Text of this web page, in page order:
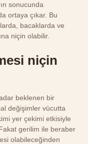
sonucunda
ortaya çıkar. Bu
bacaklarda ve
niçin olabilir.
niçin
beklenen bir
değişimler vücutta
yer çekimi etkisiyle
gerilim ile beraber
olabileceğinden